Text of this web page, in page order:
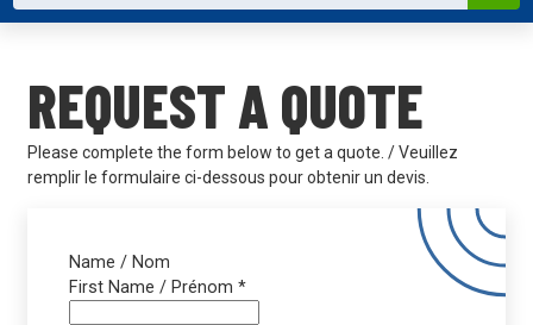
REQUEST A QUOTE
Please complete the form below to get a quote. / Veuillez
remplir le formulaire ci-dessous pour obtenir un devis.
Name / Nom
First Name / Prénom *